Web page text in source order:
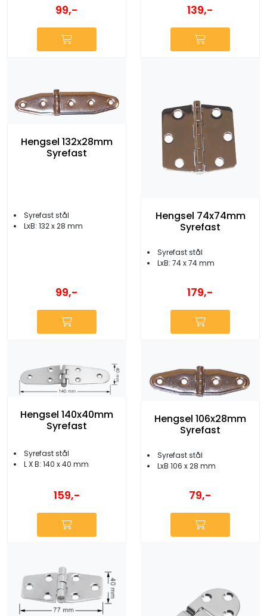
99,- 139,-
Hengsel 132x28mm
Syrefast
Syrefast stål
LxB: 132 x 28 mm
99,-
Hengsel 74x74mm
Syrefast
Syrefast stål
LxB: 74 x 74 mm
179,-
Hengsel 140x40mm
Syrefast
Syrefast stål
L X B: 140 x 40 mm
159,-
Hengsel 106x28mm
Syrefast
Syrefast stål
LxB 106 x 28 mm
79,-